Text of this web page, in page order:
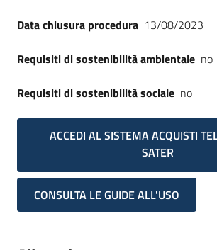
Data chiusura procedura 13/08/2023
Requisiti di sostenibilità ambientale no
Requisiti di sostenibilità sociale no
ACCEDI AL SISTEMA ACQUISTI
SATER
CONSULTA LE GUIDE ALL'USO